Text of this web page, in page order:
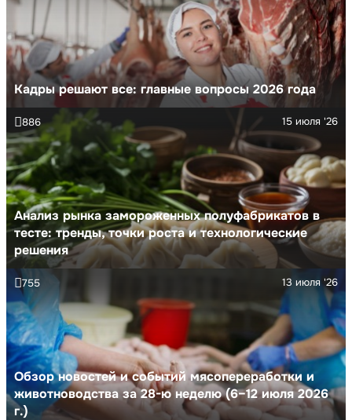
Кадры решают все: главные вопросы 2026 года
Анализ рынка замороженных полуфабрикатов в
тесте: тренды, точки роста и технологические
решения
15 июля '26
886
Обзор новостей и событий мясопереработки и
животноводства за 28-ю неделю (6–12 июля 2026
г.)
13 июля '26
755